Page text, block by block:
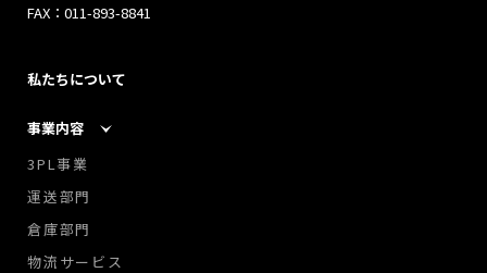
FAX：011-893-8841
私たちについて
事業内容
3PL事業
運送部門
倉庫部門
物流サービス